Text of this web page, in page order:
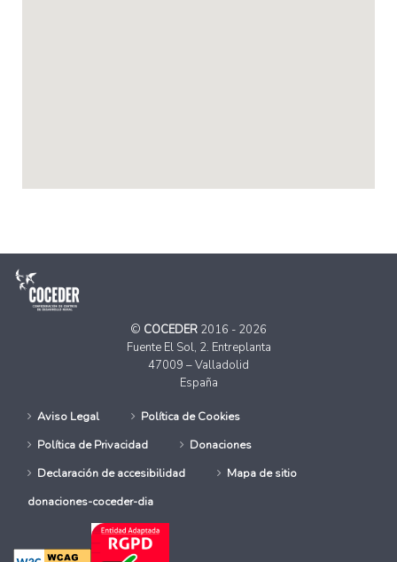
© COCEDER 2016 - 2026
Fuente El Sol, 2. Entreplanta
47009 – Valladolid
España
Aviso Legal
Política de Cookies
Política de Privacidad
Donaciones
Declaración de accesibilidad
Mapa de sitio
donaciones-coceder-dia